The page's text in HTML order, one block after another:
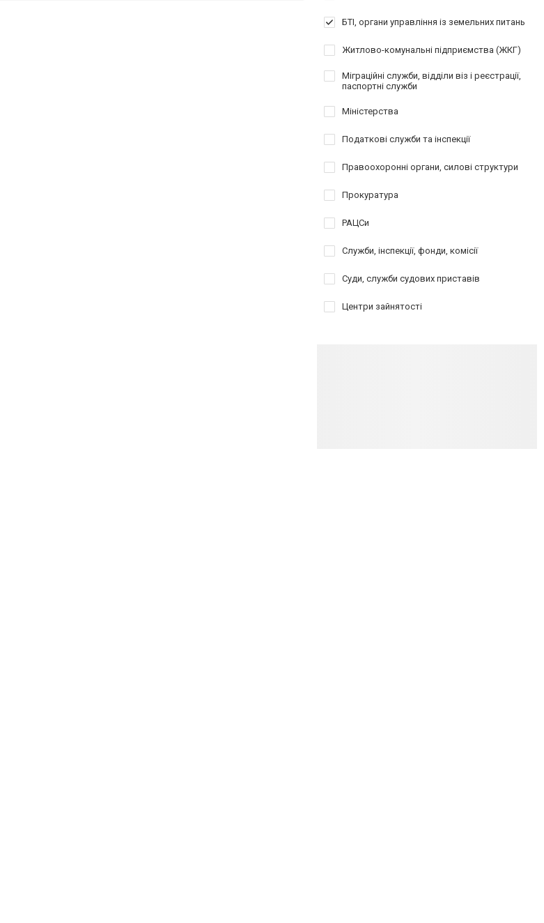
БТІ, органи управління із земельних питань
Житлово-комунальні підприємства (ЖКГ)
Міграційні служби, відділи віз і реєстрації,
паспортні служби
Міністерства
Податкові служби та інспекції
Правоохоронні органи, силові структури
Прокуратура
РАЦСи
Служби, інспекції, фонди, комісії
Суди, служби судових приставів
Центри зайнятості